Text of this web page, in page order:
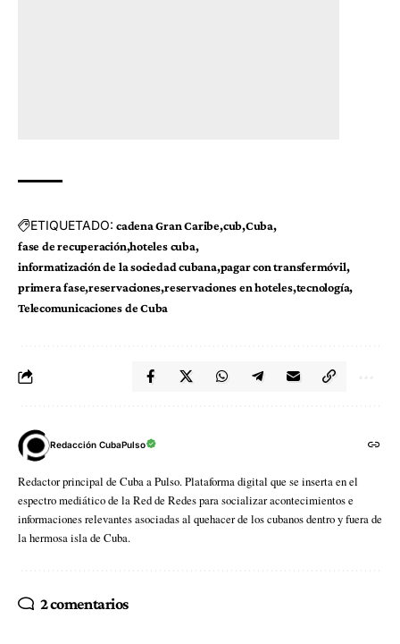
ETIQUETADO: cadena Gran Caribe cub Cuba
fase de recuperación hoteles cuba
informatización de la sociedad cubana pagar con transfermóvil
primera fase reservaciones reservaciones en hoteles tecnología
Telecomunicaciones de Cuba
Redacción CubaPulso
Redactor principal de Cuba a Pulso. Plataforma digital que se inserta en el
espectro mediático de la Red de Redes para socializar acontecimientos e
informaciones relevantes asociadas al quehacer de los cubanos dentro y fuera de
la hermosa isla de Cuba.
2 comentarios